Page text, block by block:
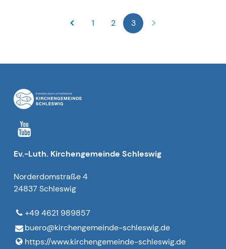
1 2 3
Ev.-Luth. Kirchengemeinde Schleswig
Norderdomstraße 4
24837 Schleswig
+49 4621 989857
buero@​kirchengemeinde-schleswig.​de
https://www.​kirchengemeinde-schleswig.​de